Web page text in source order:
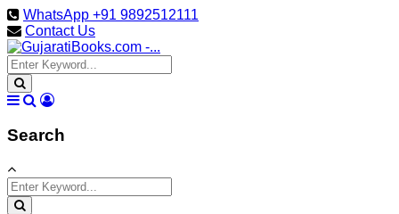
WhatsApp +91 9892512111
Contact Us
Search